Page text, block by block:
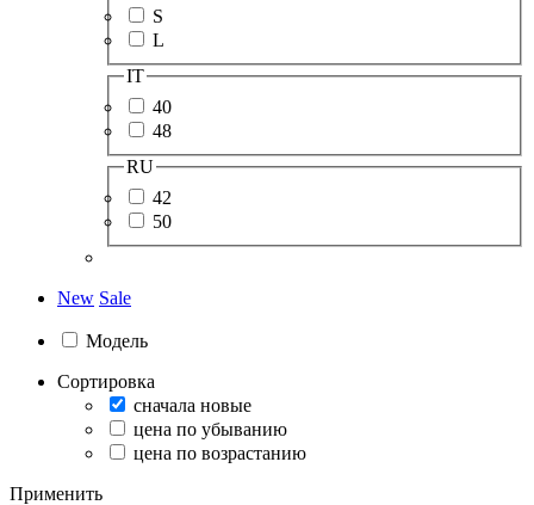
S
L
IT
40
48
RU
42
50
New Sale
Модель
Сортировка
сначала новые
цена по убыванию
цена по возрастанию
Применить